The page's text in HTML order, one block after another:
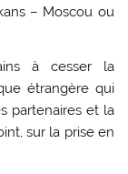
– Moscou ou
à cesser la
étrangère qui
partenaires et la
sur la prise en